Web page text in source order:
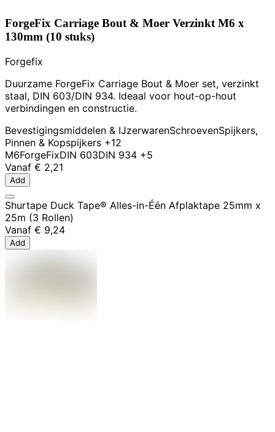
ForgeFix Carriage Bout & Moer Verzinkt M6 x
130mm (10 stuks)
Forgefix
Duurzame ForgeFix Carriage Bout & Moer set, verzinkt
staal, DIN 603/DIN 934. Ideaal voor hout-op-hout
verbindingen en constructie.
Bevestigingsmiddelen & IJzerwarenSchroevenSpijkers,
Pinnen & Kopspijkers +12
M6ForgeFixDIN 603DIN 934 +5
Vanaf € 2,21
Add
Shurtape Duck Tape® Alles-in-Één Afplaktape 25mm x
25m (3 Rollen)
Vanaf € 9,24
Add